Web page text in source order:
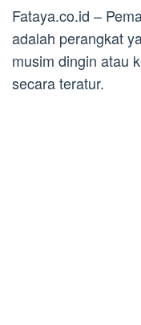
Fataya.co.id –
adalah perangkat
musim dingin atau
secara teratur.